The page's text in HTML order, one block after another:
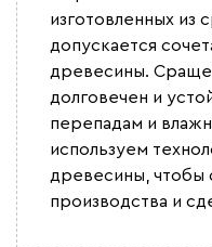
изготовленных из
допускается
древесины.
долговечен и
перепадам и
используем
древесины, чтобы
производства и